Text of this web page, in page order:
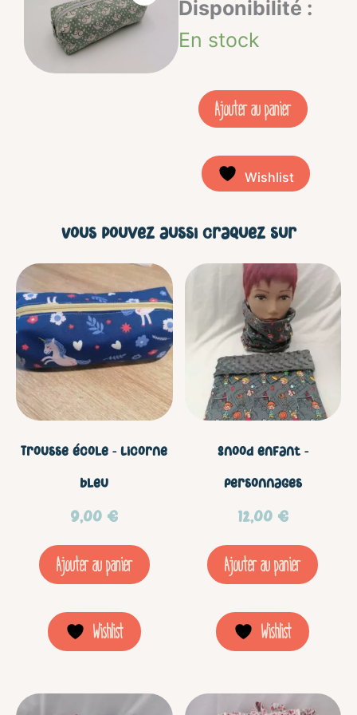
Disponibilité :
En stock
quantité
de
école
Foxy
vert
eau
Ajouter au panier
Wishlist
Vous pouvez aussi craquez sur
Trousse école – Licorne
bleu
9,00 €
Ajouter au panier
Wishlist
Snood enfant –
Personnages
12,00 €
Ajouter au panier
Wishlist
Ce
Ce